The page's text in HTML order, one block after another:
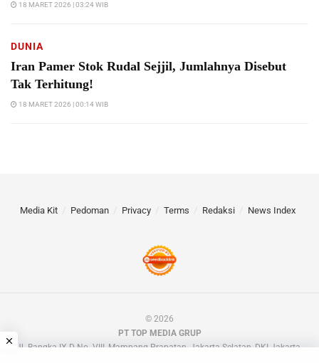
18 MARET 2026 | 03:24 WIB
DUNIA
Iran Pamer Stok Rudal Sejjil, Jumlahnya Disebut
Tak Terhitung!
18 MARET 2026 | 00:14 WIB
Media Kit Pedoman Privacy Terms Redaksi News Index
© 2026
PT TOP MEDIA GRUP
Jl. Bangka IX D No. VIII, Mampang Prapatan, Jakarta Selatan, DKI Jakarta.